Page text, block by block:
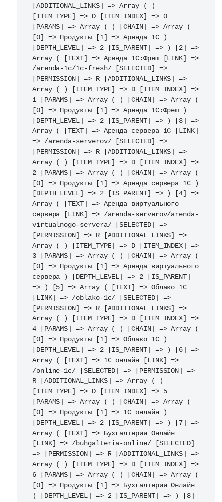
[ADDITIONAL_LINKS] => Array ( )
[ITEM_TYPE] => D [ITEM_INDEX] => 0
[PARAMS] => Array ( ) [CHAIN] => Array (
[0] => Продукты [1] => Аренда 1С )
[DEPTH_LEVEL] => 2 [IS_PARENT] => ) [2] =>
Array ( [TEXT] => Аренда 1С:Фреш [LINK] =>
/arenda-1c/1c-fresh/ [SELECTED] =>
[PERMISSION] => R [ADDITIONAL_LINKS] =>
Array ( ) [ITEM_TYPE] => D [ITEM_INDEX] =>
1 [PARAMS] => Array ( ) [CHAIN] => Array (
[0] => Продукты [1] => Аренда 1С:Фреш )
[DEPTH_LEVEL] => 2 [IS_PARENT] => ) [3] =>
Array ( [TEXT] => Аренда сервера 1С [LINK]
=> /arenda-serverov/ [SELECTED] =>
[PERMISSION] => R [ADDITIONAL_LINKS] =>
Array ( ) [ITEM_TYPE] => D [ITEM_INDEX] =>
2 [PARAMS] => Array ( ) [CHAIN] => Array (
[0] => Продукты [1] => Аренда сервера 1С )
[DEPTH_LEVEL] => 2 [IS_PARENT] => ) [4] =>
Array ( [TEXT] => Аренда виртуального
сервера [LINK] => /arenda-serverov/arenda-
virtualnogo-servera/ [SELECTED] =>
[PERMISSION] => R [ADDITIONAL_LINKS] =>
Array ( ) [ITEM_TYPE] => D [ITEM_INDEX] =>
3 [PARAMS] => Array ( ) [CHAIN] => Array (
[0] => Продукты [1] => Аренда виртуального
сервера ) [DEPTH_LEVEL] => 2 [IS_PARENT]
=> ) [5] => Array ( [TEXT] => Облако 1С
[LINK] => /oblako-1c/ [SELECTED] =>
[PERMISSION] => R [ADDITIONAL_LINKS] =>
Array ( ) [ITEM_TYPE] => D [ITEM_INDEX] =>
4 [PARAMS] => Array ( ) [CHAIN] => Array (
[0] => Продукты [1] => Облако 1С )
[DEPTH_LEVEL] => 2 [IS_PARENT] => ) [6] =>
Array ( [TEXT] => 1С онлайн [LINK] =>
/online-1c/ [SELECTED] => [PERMISSION] =>
R [ADDITIONAL_LINKS] => Array ( )
[ITEM_TYPE] => D [ITEM_INDEX] => 5
[PARAMS] => Array ( ) [CHAIN] => Array (
[0] => Продукты [1] => 1С онлайн )
[DEPTH_LEVEL] => 2 [IS_PARENT] => ) [7] =>
Array ( [TEXT] => Бухгалтерия Онлайн
[LINK] => /buhgalteria-online/ [SELECTED]
=> [PERMISSION] => R [ADDITIONAL_LINKS] =>
Array ( ) [ITEM_TYPE] => D [ITEM_INDEX] =>
6 [PARAMS] => Array ( ) [CHAIN] => Array (
[0] => Продукты [1] => Бухгалтерия Онлайн
) [DEPTH_LEVEL] => 2 [IS_PARENT] => ) [8]